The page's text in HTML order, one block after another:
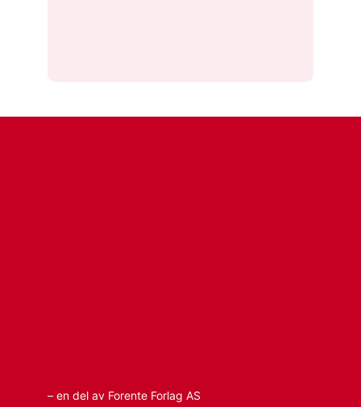
– en del av Forente Forlag AS